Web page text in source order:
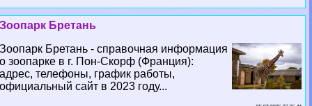
Зоопарк Бретань
Зоопарк Бретань - справочная информация
о зоопарке в г. Пон-Скорф (Франция):
адрес, телефоны, график работы,
официальный сайт в 2023 году...